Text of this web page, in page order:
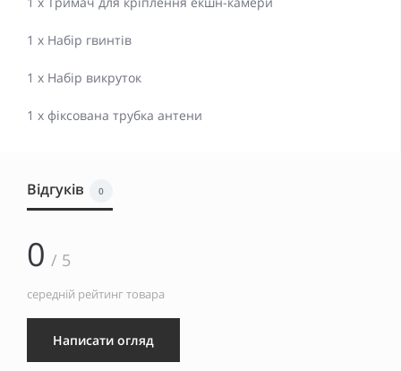
1 x Набір гвинтів
1 х Набір викруток
1 х фіксована трубка антени
Відгуків 0
0 / 5
середній рейтинг товара
Написати огляд